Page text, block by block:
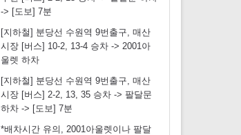
-> [도보] 7분
[지하철] 분당선 수원역 9번출구, 매산
시장 [버스] 10-2, 13-4 승차 -> 2001아
울렛 하차
[지하철] 분당선 수원역 9번출구, 매산
시장 [버스] 2-2, 13, 35 승차 -> 팔달문
하차 -> [도보] 7분
*배차시간 유의, 2001아울렛이나 팔달